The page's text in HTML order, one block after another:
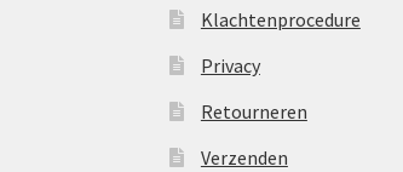
Klachtenprocedure
Privacy
Retourneren
Verzenden